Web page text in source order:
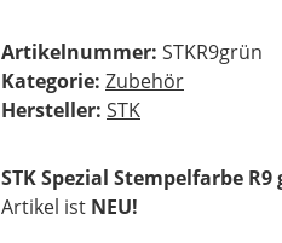
Artikelnummer: STKR9grün
Kategorie: Zubehör
Hersteller: STK
STK Spezial Stempelfarbe R9
Artikel ist NEU!